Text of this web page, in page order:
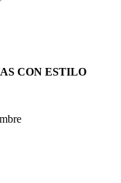
CON ESTILO